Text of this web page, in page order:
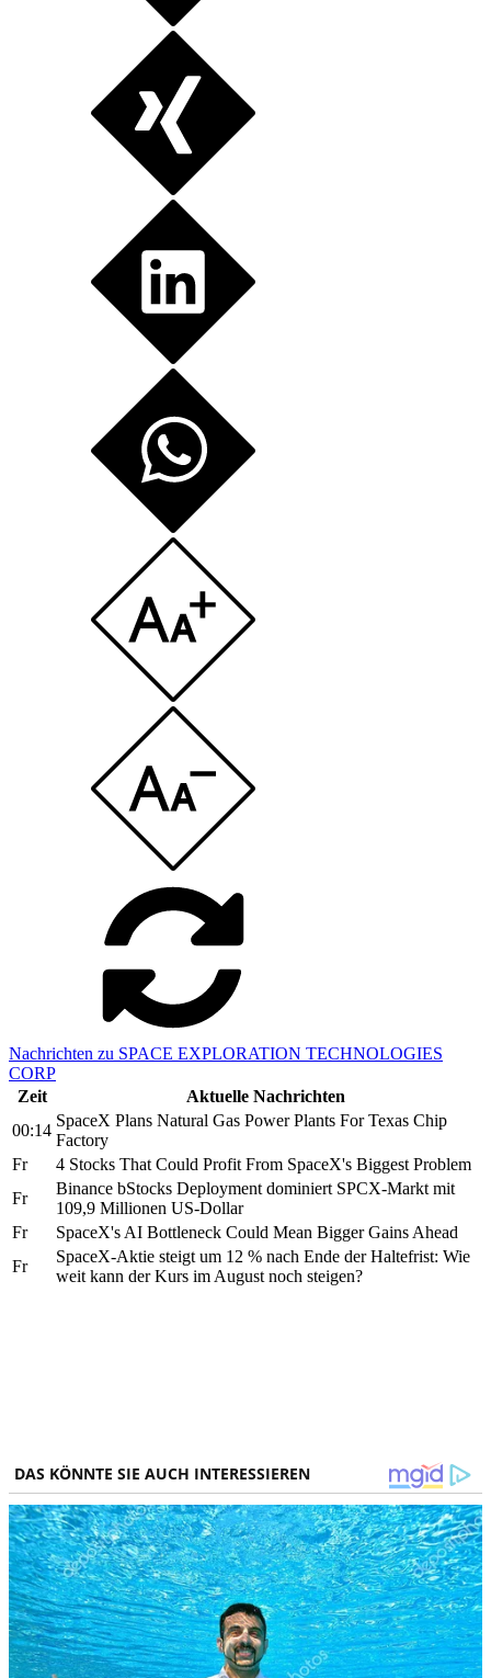
Nachrichten zu SPACE EXPLORATION TECHNOLOGIES
CORP
Zeit
Aktuelle Nachrichten
00:14
SpaceX Plans Natural Gas Power Plants For Texas Chip
Factory
Fr
4 Stocks That Could Profit From SpaceX's Biggest Problem
Fr
Binance bStocks Deployment dominiert SPCX-Markt mit
109,9 Millionen US-Dollar
Fr
SpaceX's AI Bottleneck Could Mean Bigger Gains Ahead
Fr
SpaceX-Aktie steigt um 12 % nach Ende der Haltefrist: Wie
weit kann der Kurs im August noch steigen?